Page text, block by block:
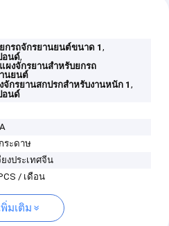
กรถจักรยานยนต์ขนาด 1,
อนด์,
ผงจักรยานสำหรับยกรถ
นยนต์
จักรยานสกปรกสำหรับงานหนัก 1,
อนด์
ระดาษ
ยงประเทศจีน
/ เดือน
พิ่มเติม